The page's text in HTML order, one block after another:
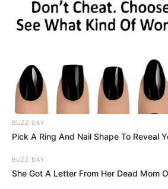
BUZZ DAY
Pick A Ring And Nail Shape To Reveal
BUZZ DAY
She Got A Letter From Her Dead Mom